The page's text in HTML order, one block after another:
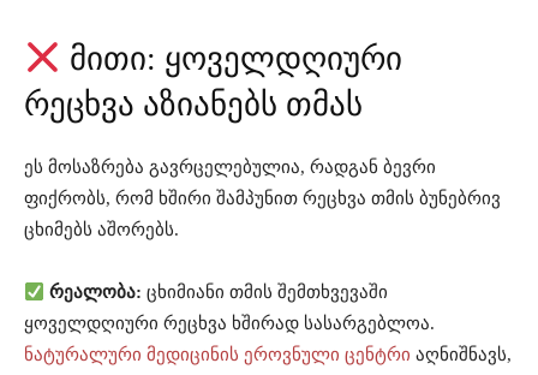
მითი: ყოველდღიური
რეცხვა აზიანებს თმას
ეს მოსაზრება გავრცელებულია, რადგან ბევრი
ფიქრობს, რომ ხშირი შამპუნით რეცხვა თმის ბუნებრივ
ცხიმებს აშორებს.
რეალობა: ცხიმიანი თმის შემთხვევაში
ყოველდღიური რეცხვა ხშირად სასარგებლოა.
ნატურალური მედიცინის ეროვნული ცენტრი აღნიშნავს,